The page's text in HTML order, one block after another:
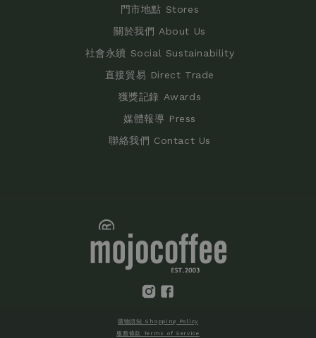
門市地點 Stores
關於我們 About Us
社會永續 Social Sustainability
直接貿易 Direct Trade
獲獎記錄 Awards
媒體報導 Press
聯絡我們 Contact Us
購物須知 Shopping Policy
服務條款 Terms of Service